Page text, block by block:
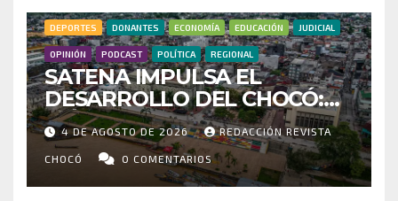
DEPORTES DONANTES ECONOMÍA EDUCACIÓN JUDICIAL
OPINIÓN PODCAST POLÍTICA REGIONAL
SATENA IMPULSA EL
DESARROLLO DEL CHOCÓ:
MÁS DE 35 MIL PASAJEROS
MOVILIZADOS Y NUEVAS
RUTAS FORTALECEN LA
CONECTIVIDAD
4 DE AGOSTO DE 2026 REDACCIÓN REVISTA
CHOCÓ 0 COMENTARIOS